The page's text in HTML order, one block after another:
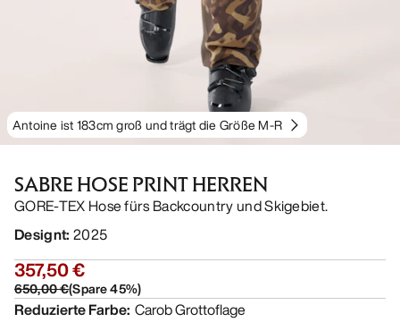
Antoine ist 183cm groß und trägt die Größe M-R
SABRE HOSE PRINT HERREN
GORE-TEX Hose fürs Backcountry und Skigebiet.
Designt: 2025
357,50 €
650,00 €(Spare45%)
Reduzierte Farbe: Carob Grottoflage